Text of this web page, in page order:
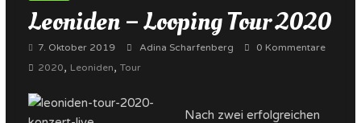
Leoniden – Looping Tour 2020
7. Oktober 2019 Adina Scharfenberg
0 Kommentare
2020, Leoniden, Tour
Nach zwei erfolgreichen